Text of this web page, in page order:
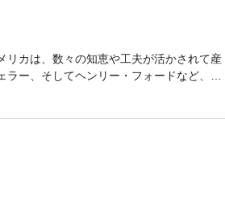
リカは、数々の知恵や工夫が活かされて産
ー、そしてヘンリー・フォードなど、彼
た。エジソンも紆余曲折を経て、ゼネラ